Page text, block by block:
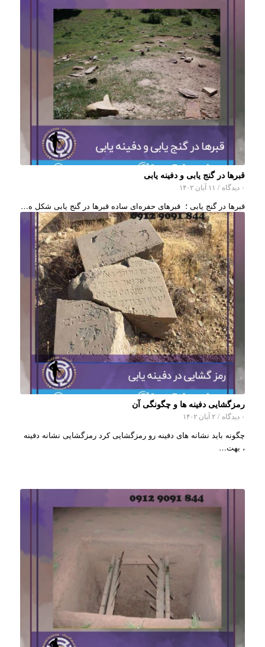
قبرها در گنج یابی و دفینه یابی
۰ دیدگاه / ۱۱ آبان ۱۴۰۲
قبرها در گنج یابی ؛ قبرهای حفره‌ای ساده قبرها در گنج یابی شکل ه…
رمزگشایی دفینه ها و چگونگی آن
۰ دیدگاه / ۲ آبان ۱۴۰۲
چگونه باید نشانه های دفینه رو رمزگشایی کرد رمزگشایی نشانه دفینه
، بهت…